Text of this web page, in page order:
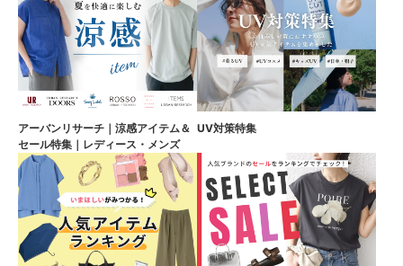
アーバンリサーチ｜涼感アイテム＆
セール特集｜レディース・メンズ
UV対策特集